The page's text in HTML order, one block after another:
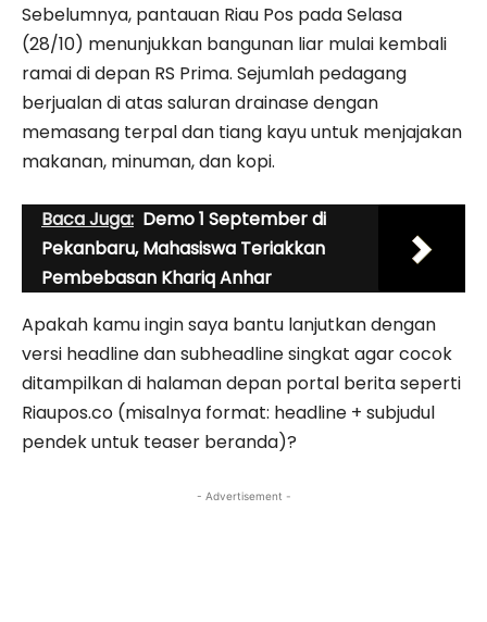
Sebelumnya, pantauan Riau Pos pada Selasa
(28/10) menunjukkan bangunan liar mulai kembali
ramai di depan RS Prima. Sejumlah pedagang
berjualan di atas saluran drainase dengan
memasang terpal dan tiang kayu untuk menjajakan
makanan, minuman, dan kopi.
Baca Juga: Demo 1 September di
Pekanbaru, Mahasiswa Teriakkan
Pembebasan Khariq Anhar
Apakah kamu ingin saya bantu lanjutkan dengan
versi headline dan subheadline singkat agar cocok
ditampilkan di halaman depan portal berita seperti
Riaupos.co (misalnya format: headline + subjudul
pendek untuk teaser beranda)?
- Advertisement -